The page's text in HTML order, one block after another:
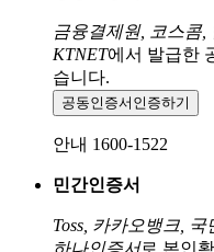
금융결제원, 코스콤,
KTNET에서 발급한
습니다.
공동인증서 인증하기
안내 1600-1522
민간인증서
Toss, 카카오뱅크,